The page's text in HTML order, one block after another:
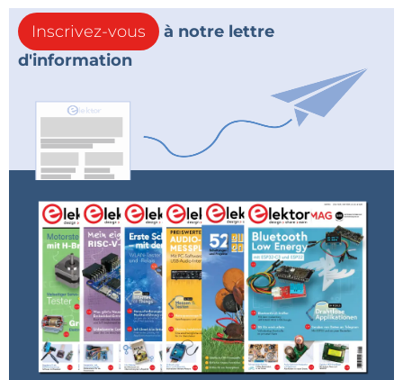
Inscrivez-vous
à notre lettre
d'information